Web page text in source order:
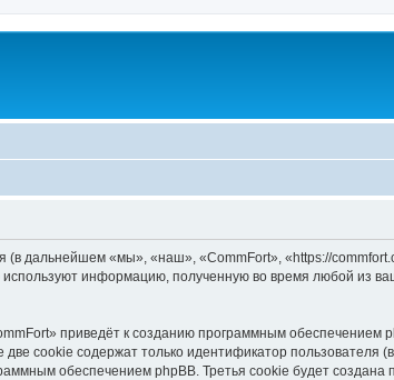
(в дальнейшем «мы», «наш», «CommFort», «https://
информацию, полученную во время любой из
приведёт к созданию программным обеспечением
cookie содержат только идентификатор пользователя
обеспечением phpBB. Третья cookie будет